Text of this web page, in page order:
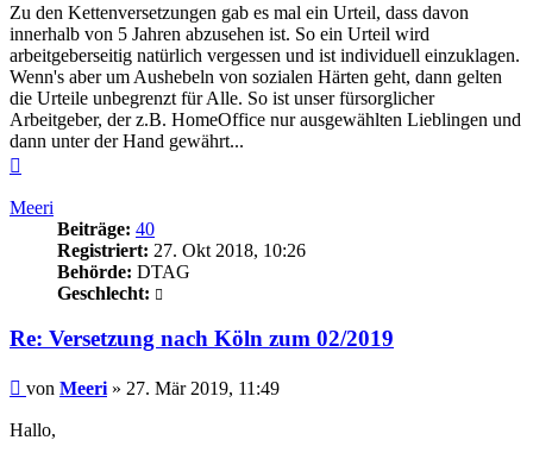
Zu den Kettenversetzungen gab es mal ein Urteil, dass davon
innerhalb von 5 Jahren abzusehen ist. So ein Urteil wird
arbeitgeberseitig natürlich vergessen und ist individuell einzuklagen.
Wenn's aber um Aushebeln von sozialen Härten geht, dann gelten
die Urteile unbegrenzt für Alle. So ist unser fürsorglicher
Arbeitgeber, der z.B. HomeOffice nur ausgewählten Lieblingen und
dann unter der Hand gewährt...
Meeri
Beiträge: 40
Registriert: 27. Okt 2018, 10:26
Behörde: DTAG
Geschlecht:
Re: Versetzung nach Köln zum 02/2019
Beitrag
von Meeri » 27. Mär 2019, 11:49
Hallo,